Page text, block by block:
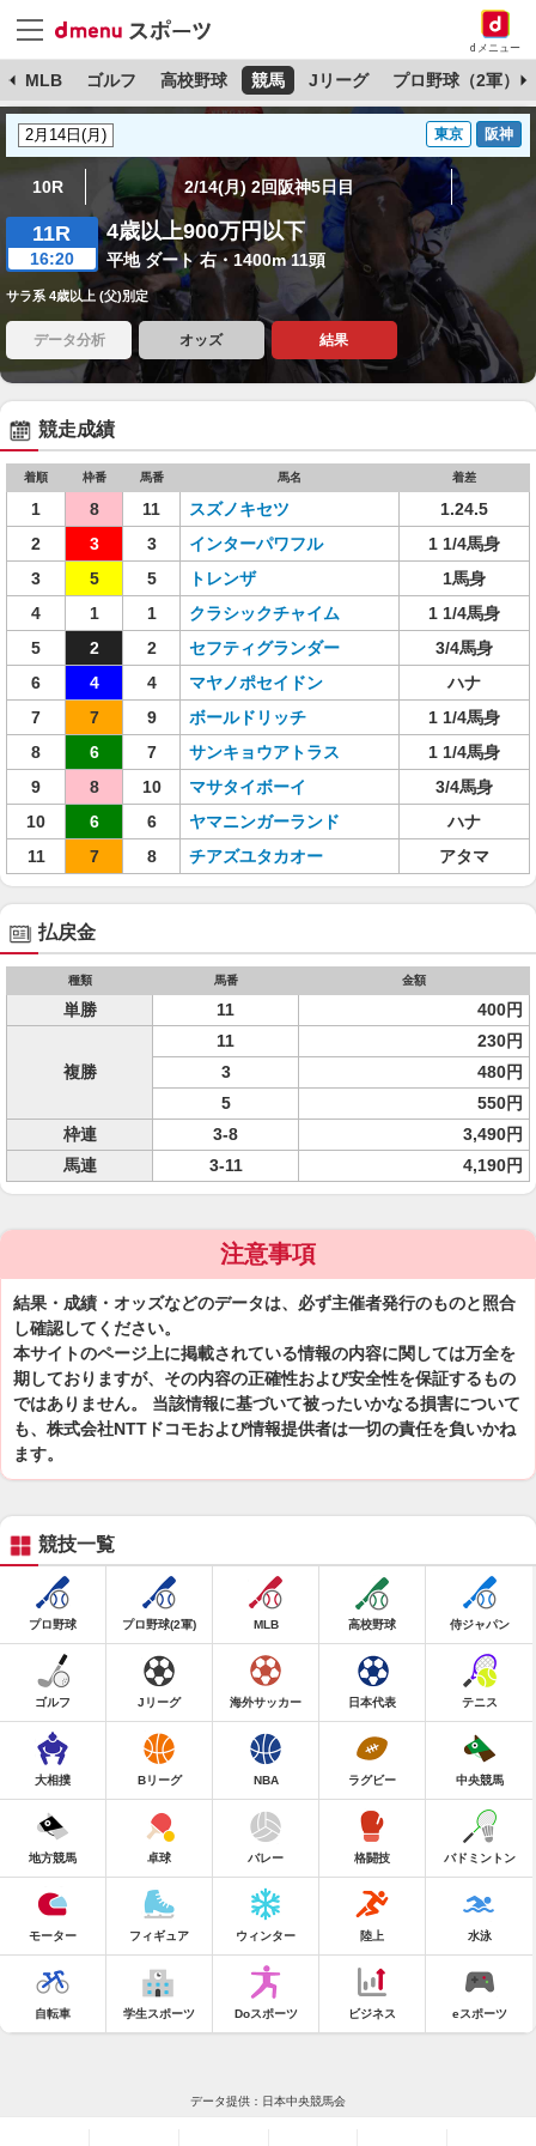
dメニュー
MLB ゴルフ 高校野球 競馬 Jリーグ プロ野球（2軍）
東京 阪神
10R 2/14(月) 2回阪神5日目
11R
16:20
4歳以上900万円以下
平地 ダート 右・1400m 11頭
サラ系 4歳以上 (父)別定
データ分析 オッズ 結果
競走成績
着順 枠番 馬番 馬名 着差
1 8 11 スズノキセツ
1.24.5
2
3 3 インターパワフル
1 1/4馬身
3
5 5 トレンザ
1馬身
4
1 1 クラシックチャイム
1 1/4馬身
5
2 2 セフティグランダー
3/4馬身
6
4 4 マヤノポセイドン
ハナ
7
7 9 ボールドリッチ
1 1/4馬身
8
6 7 サンキョウアトラス
1 1/4馬身
9
8 10 マサタイボーイ
3/4馬身
10
6 6 ヤマニンガーランド
ハナ
11
7 8 チアズユタカオー アタマ
払戻金
種類 馬番 金額
単勝 11 400円
複勝
11
230円
3
480円
5
550円
枠連
3-8
3,490円
馬連
3-11 4,190円
注意事項
結果・成績・オッズなどのデータは、必ず主催者発行のものと照合
し確認してください。
本サイトのページ上に掲載されている情報の内容に関しては万全を
期しておりますが、その内容の正確性および安全性を保証するもの
ではありません。 当該情報に基づいて被ったいかなる損害について
も、株式会社NTTドコモおよび情報提供者は一切の責任を負いかね
ます。
競技一覧
プロ野球 プロ野球(2軍) MLB 高校野球 侍ジャパン
ゴルフ Jリーグ 海外サッカー 日本代表 テニス
大相撲 Bリーグ NBA ラグビー 中央競馬
地方競馬 卓球 バレー 格闘技 バドミントン
モーター フィギュア ウィンター 陸上 水泳
自転車 学生スポーツ Doスポーツ ビジネス eスポーツ
データ提供：日本中央競馬会